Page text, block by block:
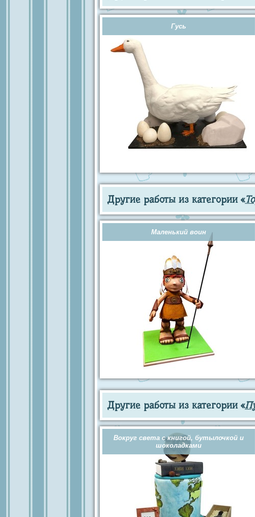
Гусь
Другие работы из категории «
Маленький воин
Другие работы из категории «
Вокруг света с книгой, бутылочкой и
шоколадками